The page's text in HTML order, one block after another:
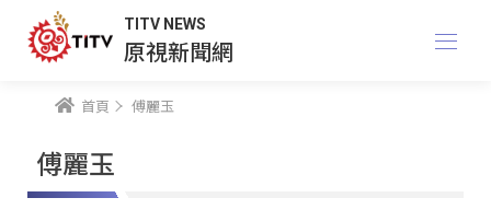
TITV NEWS
原視新聞網
首頁 傅麗玉
傅麗玉